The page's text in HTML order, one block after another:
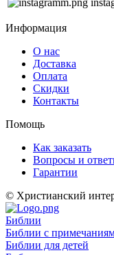
Информация
О нас
Доставка
Оплата
Скидки
Контакты
Помощь
Как заказать
Вопросы и
Гарантии
© Христианский
Библии
Библии с
Библии для детей